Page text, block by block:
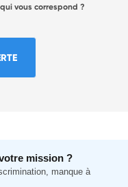
vous correspond ?
mission ?
manque à